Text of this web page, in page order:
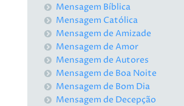
Mensagem Bíblica
Mensagem Católica
Mensagem de Amizade
Mensagem de Amor
Mensagem de Autores
Mensagem de Boa Noite
Mensagem de Bom Dia
Mensagem de Decepção